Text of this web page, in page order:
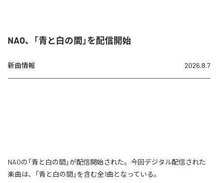
NAO、「青と白の間」を配信開始
新曲情報 2026.8.7
NAOの「青と白の間」が配信開始された。今回デジタル配信された
楽曲は、「青と白の間」を含む全1曲となっている。